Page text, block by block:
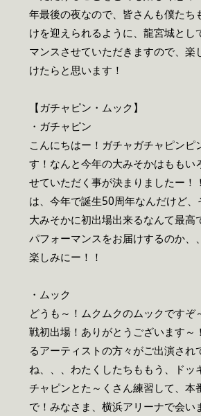
年最後の夜なので、皆さんも僕たち
けを迎えられるように、龍宮城とし
マンスさせていただきますので、楽
けたらと思います！
【ガチャピン・ムック】
・ガチャピン
こんにちはー！ガチャガチャピンピ
す！なんと今年の大みそかはももい
せていただく事が決まりましたー！
は、今年で誕生50周年なんだけど
大みそかに初出場出来るなんて最高
パフォーマンスをお届けするのか、
楽しみにー！！
・ムック
どうも～！ムクムクのムックですぞ
戦初出場！ありがとうございます～
るアーティストの方々がご出演され
ね、、、わたくしたちももう、ドッ
チャピンとた～くさん練習して、本
で！みなさま、横浜アリーナで会い